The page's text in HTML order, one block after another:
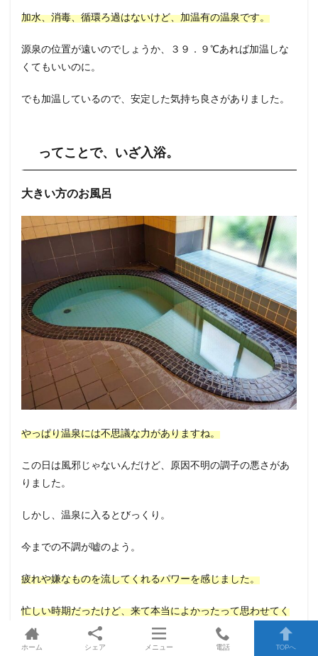
加水、消毒、循環ろ過はないけど、加温有の温泉です。
源泉の位置が遠いのでしょうか、３９．９℃あれば加温しな
くてもいいのに。
でも加温しているので、安定した気持ち良さがありました。
ってことで、いざ入浴。
大きい方のお風呂
やっぱり温泉には不思議な力がありますね。
この日は風邪じゃないんだけど、原因不明の調子の悪さがあ
りました。
しかし、温泉に入るとびっくり。
今までの不調が嘘のよう。
疲れや嫌なものを流してくれるパワーを感じました。
忙しい時期だったけど、来て本当によかったって思わせてく
れる温泉です。
ホーム シェア メニュー 電話 TOPへ